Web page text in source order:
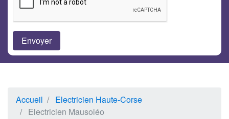
Accueil
Electricien Haute-Corse
Electricien Mausoléo